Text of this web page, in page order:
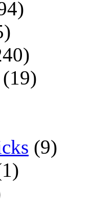
(19)
(9)